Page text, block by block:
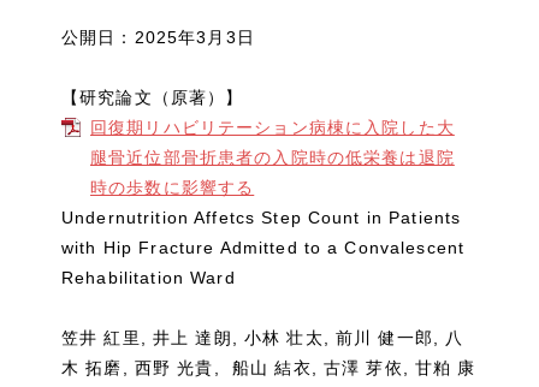
公開日：2025年3月3日
【研究論文（原著）】
回復期リハビリテーション病棟に入院した大
腿骨近位部骨折患者の入院時の低栄養は退院
時の歩数に影響する
Undernutrition Affetcs Step Count in Patients
with Hip Fracture Admitted to a Convalescent
Rehabilitation Ward
笠井 紅里, 井上 達朗, 小林 壮太, 前川 健一郎, 八
木 拓磨, 西野 光貴, 船山 結衣, 古澤 芽依, 甘粕 康